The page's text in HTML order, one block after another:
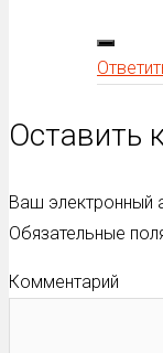
Оставить
Ваш электронный
Обязательные
Комментарий